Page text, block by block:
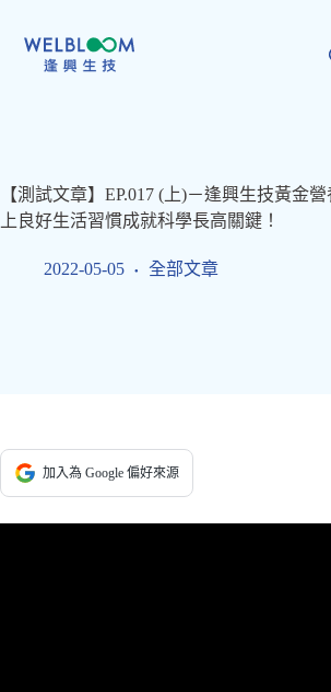
【測試文章】EP.017 (上)－逢興生技黃金
上良好生活習慣成就科學長高關鍵！
2022-05-05 全部文章
加入為 Google 偏好來源